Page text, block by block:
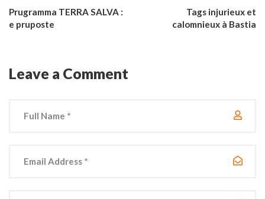
Prugramma TERRA SALVA :
e pruposte
Tags injurieux et
calomnieux à Bastia
Leave a Comment